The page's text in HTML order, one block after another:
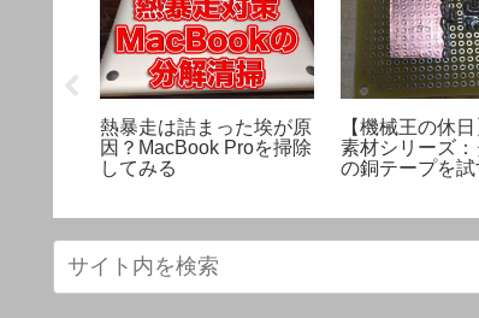
熱暴走は詰まった埃が原
因？MacBook Proを掃除
してみる
【機械王の休
素材シリーズ
の銅テープを試